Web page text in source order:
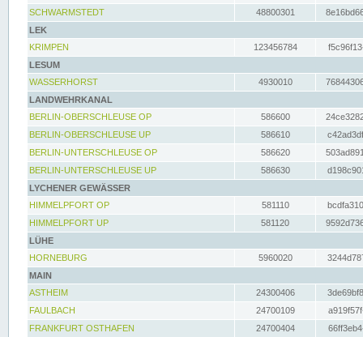
SCHWARMSTEDT
48800301
LEK
KRIMPEN
123456784
LESUM
WASSERHORST
4930010
LANDWEHRKANAL
BERLIN-OBERSCHLEUSE OP
586600
BERLIN-OBERSCHLEUSE UP
586610
BERLIN-UNTERSCHLEUSE OP
586620
BERLIN-UNTERSCHLEUSE UP
586630
LYCHENER GEWÄSSER
HIMMELPFORT OP
581110
HIMMELPFORT UP
581120
LÜHE
HORNEBURG
5960020
MAIN
ASTHEIM
24300406
FAULBACH
24700109
FRANKFURT OSTHAFEN
24700404